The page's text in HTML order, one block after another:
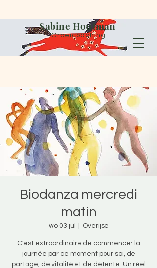
Sabine Houtman
Groeicoaching
Biodanza mercredi
matin
wo 03 jul Overijse
C'est extraordinaire de commencer la
journée par ce moment pour soi, de
partage, de vitalité et de détente. Un réel